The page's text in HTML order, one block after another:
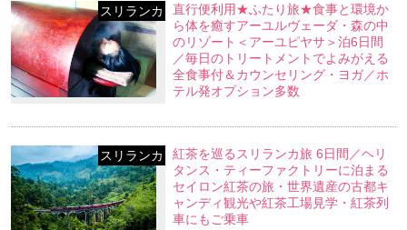
スリランカ
直行便利用★ふたり旅★食事と環境か
ら体を癒すアーユルヴェーダ・森の中
のリゾート＜アーユピヤサ＞泊6日間
／毎日のトリートメントでよみがえる
全食事付＆カウンセリング・ヨガ／ホ
テル発オプション多数
スリランカ
紅茶を巡るスリランカ旅 6日間／ヘリ
タンス・ティーファクトリーに泊まる
セイロン紅茶の旅・世界遺産の古都キ
ャンディ観光や紅茶工場見学・紅茶列
車にもご乗車